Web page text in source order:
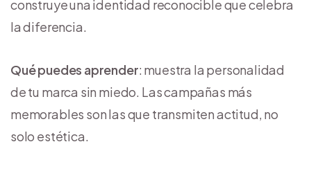
construye una identidad reconocible que celebra
la diferencia.
Qué puedes aprender: muestra la personalidad
de tu marca sin miedo. Las campañas más
memorables son las que transmiten actitud, no
solo estética.